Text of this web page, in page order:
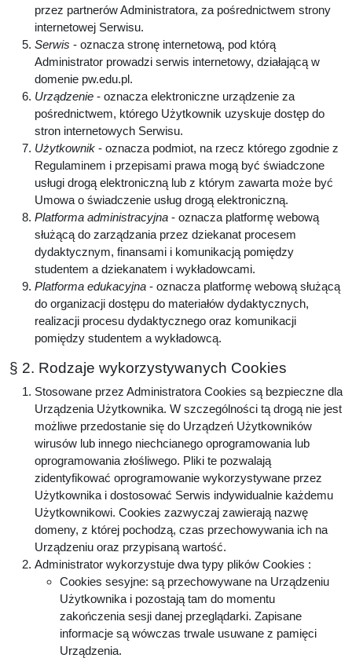
przez partnerów Administratora, za pośrednictwem strony
internetowej Serwisu.
Serwis - oznacza stronę internetową, pod którą
Administrator prowadzi serwis internetowy, działającą w
domenie pw.edu.pl.
Urządzenie - oznacza elektroniczne urządzenie za
pośrednictwem, którego Użytkownik uzyskuje dostęp do
stron internetowych Serwisu.
Użytkownik - oznacza podmiot, na rzecz którego zgodnie z
Regulaminem i przepisami prawa mogą być świadczone
usługi drogą elektroniczną lub z którym zawarta może być
Umowa o świadczenie usług drogą elektroniczną.
Platforma administracyjna - oznacza platformę webową
służącą do zarządzania przez dziekanat procesem
dydaktycznym, finansami i komunikacją pomiędzy
studentem a dziekanatem i wykładowcami.
Platforma edukacyjna - oznacza platformę webową służącą
do organizacji dostępu do materiałów dydaktycznych,
realizacji procesu dydaktycznego oraz komunikacji
pomiędzy studentem a wykładowcą.
§ 2. Rodzaje wykorzystywanych Cookies
Stosowane przez Administratora Cookies są bezpieczne dla
Urządzenia Użytkownika. W szczególności tą drogą nie jest
możliwe przedostanie się do Urządzeń Użytkowników
wirusów lub innego niechcianego oprogramowania lub
oprogramowania złośliwego. Pliki te pozwalają
zidentyfikować oprogramowanie wykorzystywane przez
Użytkownika i dostosować Serwis indywidualnie każdemu
Użytkownikowi. Cookies zazwyczaj zawierają nazwę
domeny, z której pochodzą, czas przechowywania ich na
Urządzeniu oraz przypisaną wartość.
Administrator wykorzystuje dwa typy plików Cookies :
Cookies sesyjne: są przechowywane na Urządzeniu
Użytkownika i pozostają tam do momentu
zakończenia sesji danej przeglądarki. Zapisane
informacje są wówczas trwale usuwane z pamięci
Urządzenia.